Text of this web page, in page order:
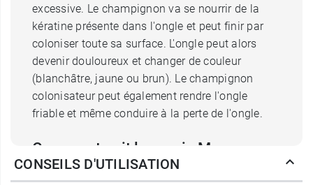
excessive. Le champignon va se nourrir de la
kératine présente dans l'ongle et peut finir par
coloniser toute sa surface. L'ongle peut alors
devenir douloureux et changer de couleur
(blanchâtre, jaune ou brun). Le champignon
colonisateur peut également rendre l'ongle
friable et même conduire à la perte de l'ongle.
Comment agit le vernis Mycose
Express Urgo ?
CONSEILS D'UTILISATION